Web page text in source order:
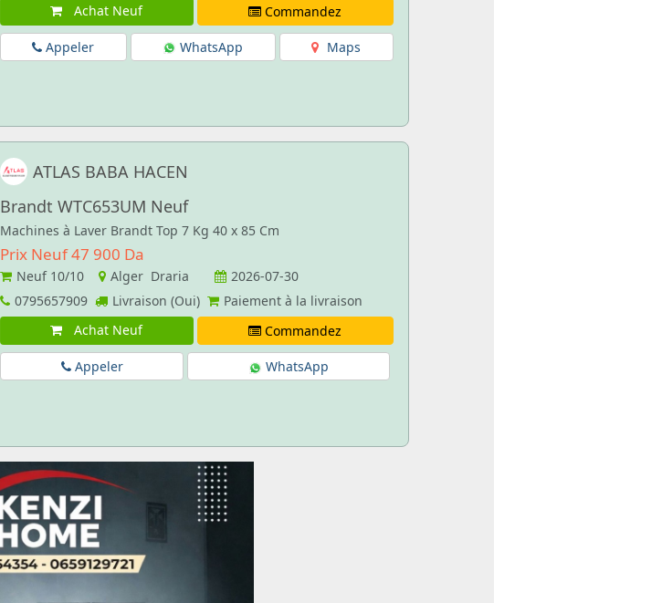
Achat Neuf
Commandez
Appeler WhatsApp Maps
ATLAS BABA HACEN
Brandt WTC653UM Neuf
Machines à Laver Brandt Top 7 Kg 40 x 85 Cm
Prix Neuf 47 900 Da
Neuf 10/10 Alger Draria
2026-07-30
0795657909
Livraison (Oui)
Paiement à la livraison
Achat Neuf
Commandez
Appeler WhatsApp